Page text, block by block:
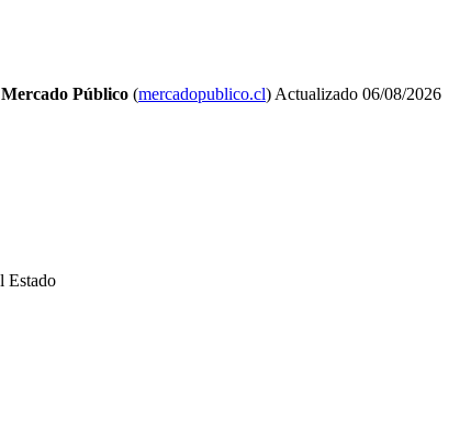
Mercado Público (mercadopublico.cl) Actualizado 06/08/2026
Estado